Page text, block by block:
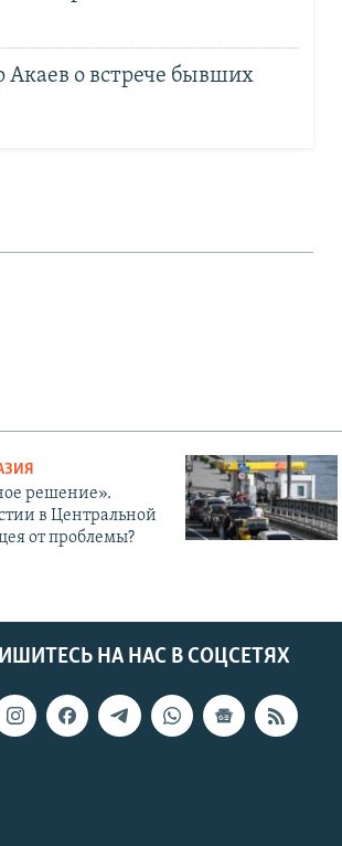
Акаев о встрече бывших
решение».
в Центральной
от проблемы?
НА НАС В СОЦСЕТЯХ